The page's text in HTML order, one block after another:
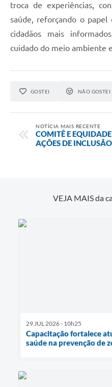
troca de experiências,
saúde, reforçando o papel
cidadãos mais
cuidado do meio ambiente
GOSTEI NÃO GOSTEI
NOTÍCIA MAIS RECENTE
COMITÊ E
AÇÕES DE
VEJA MAIS da
29 JUL 2026 - 10h25
Capacitação fortalece
saúde na prevenção de